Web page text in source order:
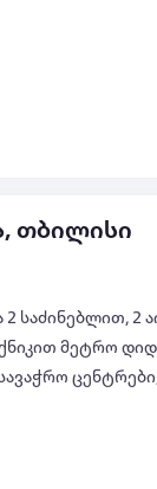
თბილისი
2 საძინებლით,
მეტრო